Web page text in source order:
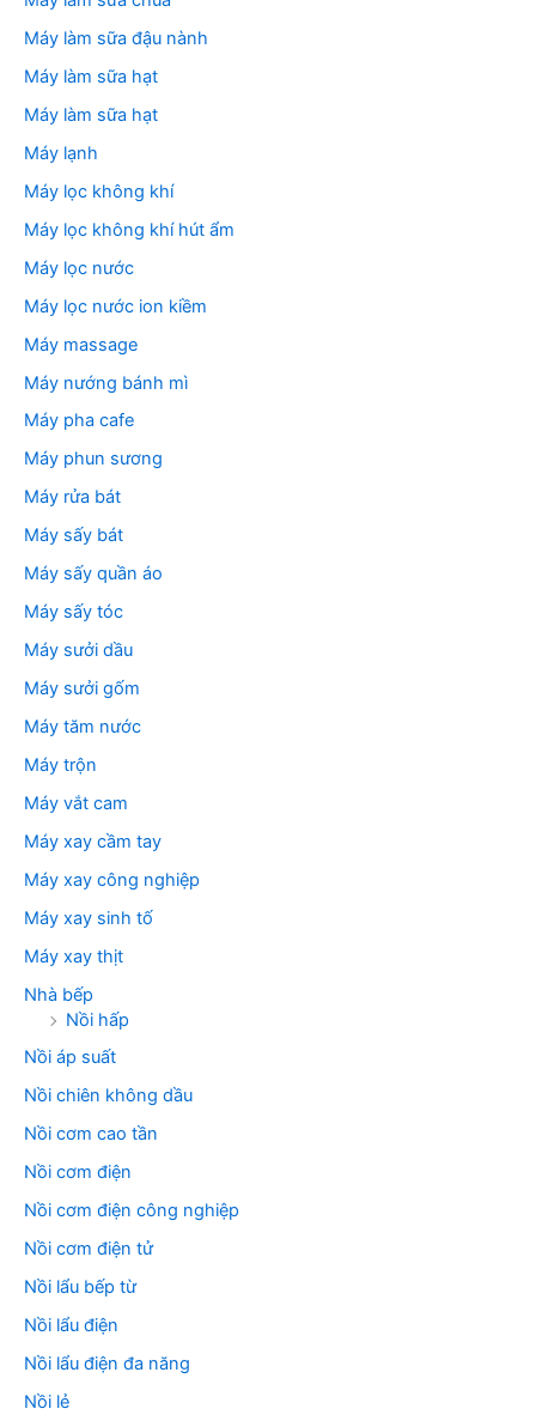
Máy làm sữa đậu nành
Máy làm sữa hạt
Máy làm sữa hạt
Máy lạnh
Máy lọc không khí
Máy lọc không khí hút ẩm
Máy lọc nước
Máy lọc nước ion kiềm
Máy massage
Máy nướng bánh mì
Máy pha cafe
Máy phun sương
Máy rửa bát
Máy sấy bát
Máy sấy quần áo
Máy sấy tóc
Máy sưởi dầu
Máy sưởi gốm
Máy tăm nước
Máy trộn
Máy vắt cam
Máy xay cầm tay
Máy xay công nghiệp
Máy xay sinh tố
Máy xay thịt
Nhà bếp
Nồi hấp
Nồi áp suất
Nồi chiên không dầu
Nồi cơm cao tần
Nồi cơm điện
Nồi cơm điện công nghiệp
Nồi cơm điện tử
Nồi lẩu bếp từ
Nồi lẩu điện
Nồi lẩu điện đa năng
Nồi lẻ